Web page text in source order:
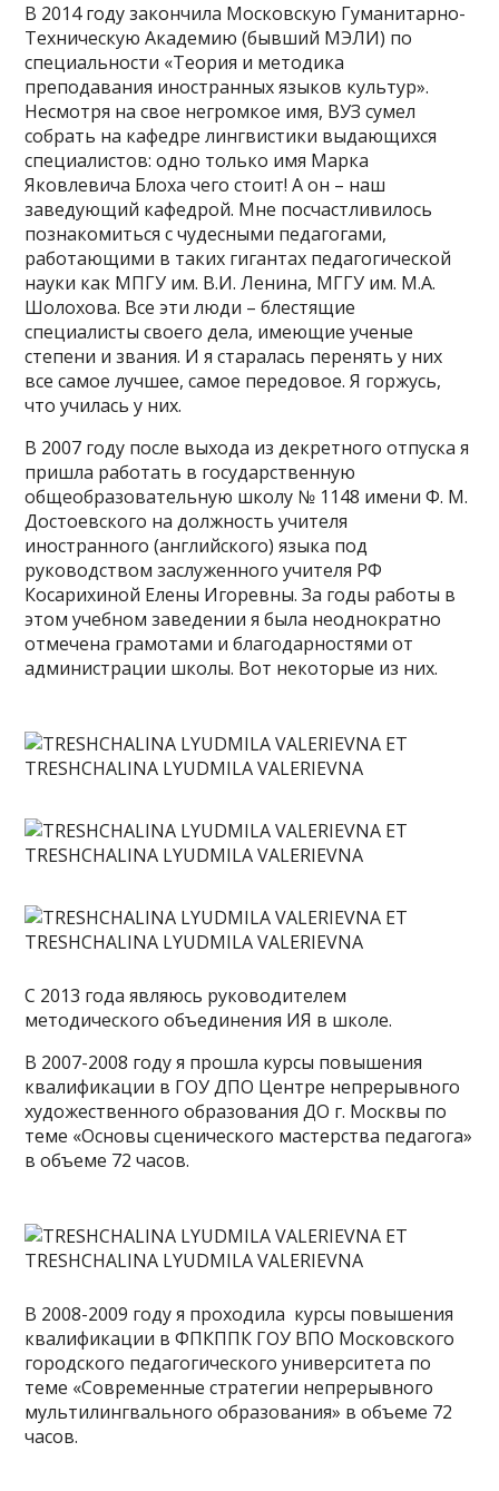
В 2014 году закончила Московскую Гуманитарно-
Техническую Академию (бывший МЭЛИ) по
специальности «Теория и методика
преподавания иностранных языков культур».
Несмотря на свое негромкое имя, ВУЗ сумел
собрать на кафедре лингвистики выдающихся
специалистов: одно только имя Марка
Яковлевича Блоха чего стоит! А он – наш
заведующий кафедрой. Мне посчастливилось
познакомиться с чудесными педагогами,
работающими в таких гигантах педагогической
науки как МПГУ им. В.И. Ленина, МГГУ им. М.А.
Шолохова. Все эти люди – блестящие
специалисты своего дела, имеющие ученые
степени и звания. И я старалась перенять у них
все самое лучшее, самое передовое. Я горжусь,
что училась у них.
В 2007 году после выхода из декретного отпуска я
пришла работать в государственную
общеобразовательную школу № 1148 имени Ф. М.
Достоевского на должность учителя
иностранного (английского) языка под
руководством заслуженного учителя РФ
Косарихиной Елены Игоревны. За годы работы в
этом учебном заведении я была неоднократно
отмечена грамотами и благодарностями от
администрации школы. Вот некоторые из них.
С 2013 года являюсь руководителем
методического объединения ИЯ в школе.
В 2007-2008 году я прошла курсы повышения
квалификации в ГОУ ДПО Центре непрерывного
художественного образования ДО г. Москвы по
теме «Основы сценического мастерства педагога»
в объеме 72 часов.
В 2008-2009 году я проходила курсы повышения
квалификации в ФПКППК ГОУ ВПО Московского
городского педагогического университета по
теме «Современные стратегии непрерывного
мультилингвального образования» в объеме 72
часов.